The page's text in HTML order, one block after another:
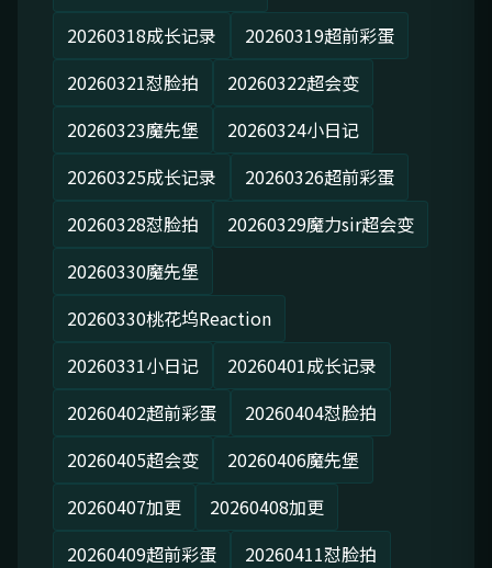
20260318成长记录
20260319超前彩蛋
20260321怼脸拍
20260322超会变
20260323魔先堡
20260324小日记
20260325成长记录
20260326超前彩蛋
20260328怼脸拍
20260329魔力sir超会变
20260330魔先堡
20260330桃花坞Reaction
20260331小日记
20260401成长记录
20260402超前彩蛋
20260404怼脸拍
20260405超会变
20260406魔先堡
20260407加更
20260408加更
20260409超前彩蛋
20260411怼脸拍